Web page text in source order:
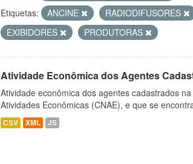
Etiquetas:
ANCINE RADIODIFUSORES
EXIBIDORES
PRODUTORAS
Atividade Econômica dos Agentes
Atividade econômica dos agentes cadastrados
Atividades Econômicas (CNAE), e que se
CSV XML JS